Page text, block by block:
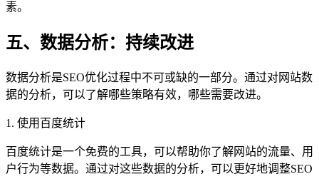
素。
五、数据分析：持续改进
数据分析是SEO优化过程中不可或缺的一部分。通过对网站数
据的分析，可以了解哪些策略有效，哪些需要改进。
1. 使用百度统计
百度统计是一个免费的工具，可以帮助你了解网站的流量、用
户行为等数据。通过对这些数据的分析，可以更好地调整SEO